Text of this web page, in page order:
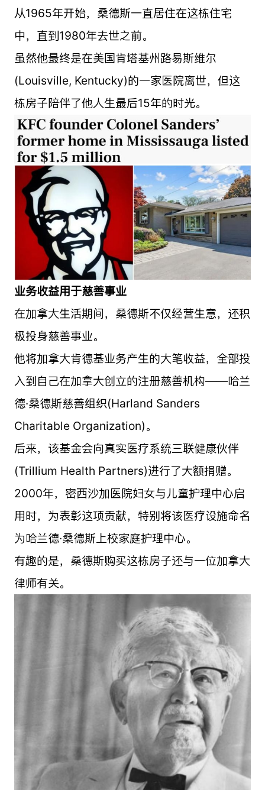
从1965年开始，桑德斯一直居住在这栋住宅
中，直到1980年去世之前。
虽然他最终是在美国肯塔基州路易斯维尔
(Louisville, Kentucky)的一家医院离世，但这
栋房子陪伴了他人生最后15年的时光。
业务收益用于慈善事业
在加拿大生活期间，桑德斯不仅经营生意，还积
极投身慈善事业。
他将加拿大肯德基业务产生的大笔收益，全部投
入到自己在加拿大创立的注册慈善机构——哈兰
德·桑德斯慈善组织(Harland Sanders
Charitable Organization)。
后来，该基金会向真实医疗系统三联健康伙伴
(Trillium Health Partners)进行了大额捐赠。
2000年，密西沙加医院妇女与儿童护理中心启
用时，为表彰这项贡献，特别将该医疗设施命名
为哈兰德·桑德斯上校家庭护理中心。
有趣的是，桑德斯购买这栋房子还与一位加拿大
律师有关。